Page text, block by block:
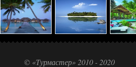
© «Турмастер» 2010 - 2020